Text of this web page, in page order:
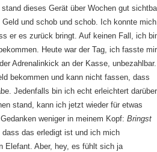
dieses Gerät über Wochen gut
und schob und schob. Ich konnte mich
er es zurück bringt. Auf keinen Fall, ich
Heute war der Tag, ich fasste mir
Adrenalinkick an der Kasse, unbezahlbar.
bekommen und kann nicht fassen, dass
Jedenfalls bin ich echt erleichtert
stand, kann ich jetzt wieder für etwas
weniger in meinem Kopf:Bringst
dass das erledigt ist und ich mich
Elefant. Aber, hey, es fühlt sich ja